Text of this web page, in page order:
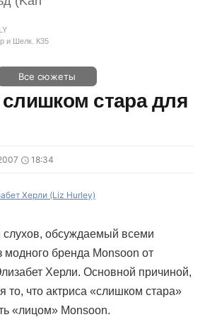
и Шелк. К35
Все сюжеты
стара для
18:34
Херли (Liz Hurley)
обсуждаемый всеми
модного бренда Monsoon от
Херли. Основной причиной,
то, что актриса «слишком стара»
«лицом» Monsoon.